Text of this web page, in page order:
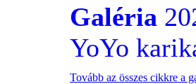
Galéria
YoYo
Tovább az összes cikkre a